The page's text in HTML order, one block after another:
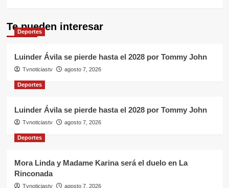
Te pueden interesar
Deportes
Luinder Ávila se pierde hasta el 2028 por Tommy John
Tvnoticiastv agosto 7, 2026
Deportes
Luinder Ávila se pierde hasta el 2028 por Tommy John
Tvnoticiastv agosto 7, 2026
Deportes
Mora Linda y Madame Karina será el duelo en La
Rinconada
Tvnoticiastv agosto 7, 2026